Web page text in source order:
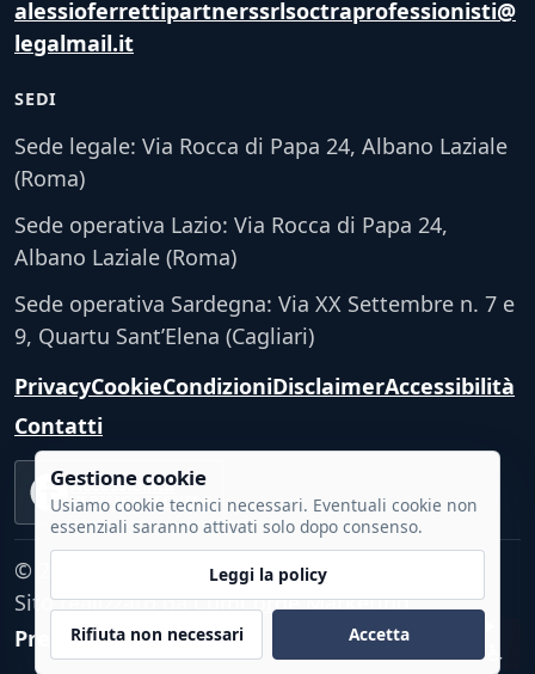
♿
alessioferrettipartnerssrlsoctraprofessionisti@
legalmail.it
SEDI
Sede legale: Via Rocca di Papa 24, Albano Laziale
(Roma)
Sede operativa Lazio: Via Rocca di Papa 24,
Albano Laziale (Roma)
Sede operativa Sardegna: Via XX Settembre n. 7 e
9, Quartu Sant’Elena (Cagliari)
PrivacyCookieCondizioniDisclaimerAccessibilità
Contatti
Accessibilità
VERIFICA TECNICA
© 2026 - Tutti i diritti riservati.
Sito realizzato daCumCorde Marketing
Preferenze cookie
Gestione cookie
Usiamo cookie tecnici necessari. Eventuali cookie non
essenziali saranno attivati solo dopo consenso.
Leggi la policy
Rifiuta non necessari Accetta